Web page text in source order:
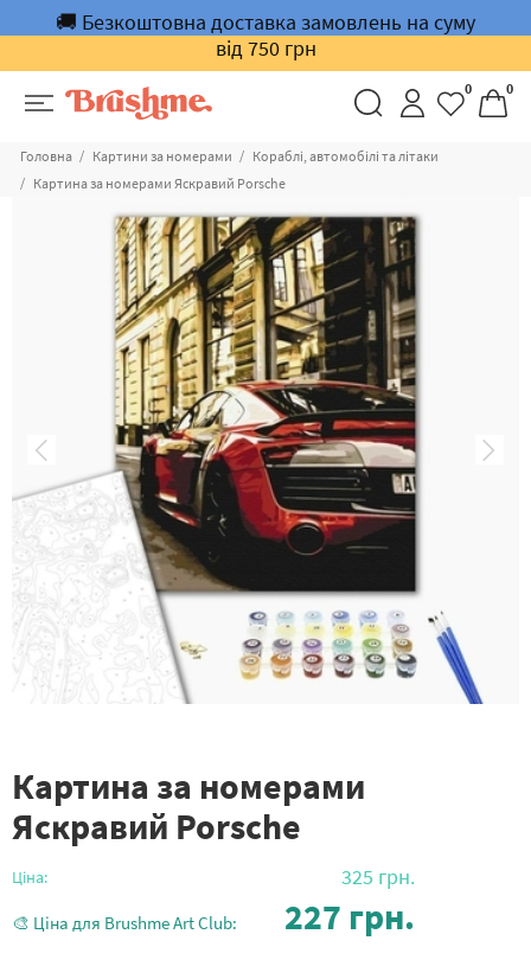
🚚 Безкоштовна доставка замовлень на суму
від 750 грн
0 0
Головна Картини за номерами
Кораблі, автомобілі та літаки
Картина за номерами Яскравий Porsche
Картина за номерами
Яскравий Porsche
Ціна: 325 грн.
🎨 Ціна для Brushme Art Club: 227 грн.